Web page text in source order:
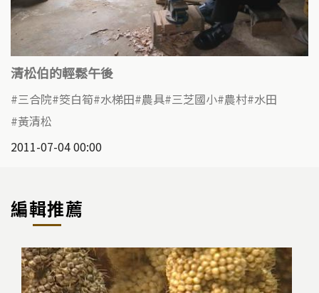
清松伯的輕鬆午後
三合院 筊白筍 水梯田 農具 三芝國小 農村 水田
黃清松
2011-07-04 00:00
編輯推薦